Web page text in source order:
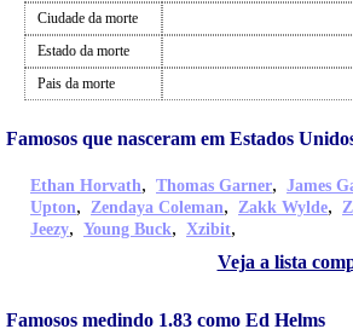
Ciudade da morte
Estado da morte
Pais da morte
Famosos que nasceram em Estados
Ethan Horvath, Thomas Garner, James
Upton, Zendaya Coleman, Zakk Wylde,
Jeezy, Young Buck, Xzibit,
Veja a lista
Famosos medindo 1.83 como Ed Helms